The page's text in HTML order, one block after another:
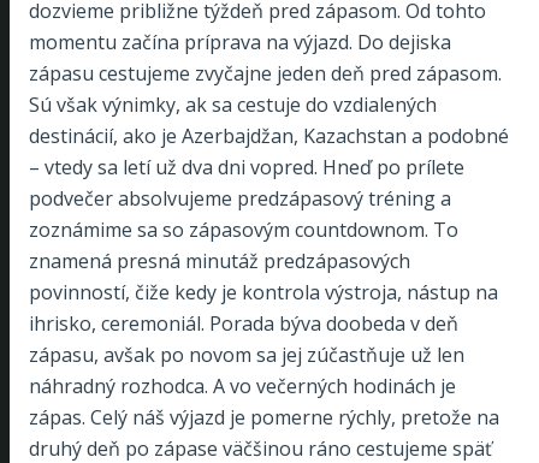
dozvieme približne týždeň pred zápasom. Od tohto
momentu začína príprava na výjazd. Do dejiska
zápasu cestujeme zvyčajne jeden deň pred zápasom.
Sú však výnimky, ak sa cestuje do vzdialených
destinácií, ako je Azerbajdžan, Kazachstan a podobné
– vtedy sa letí už dva dni vopred. Hneď po prílete
podvečer absolvujeme predzápasový tréning a
zoznámime sa so zápasovým countdownom. To
znamená presná minutáž predzápasových
povinností, čiže kedy je kontrola výstroja, nástup na
ihrisko, ceremoniál. Porada býva doobeda v deň
zápasu, avšak po novom sa jej zúčastňuje už len
náhradný rozhodca. A vo večerných hodinách je
zápas. Celý náš výjazd je pomerne rýchly, pretože na
druhý deň po zápase väčšinou ráno cestujeme späť